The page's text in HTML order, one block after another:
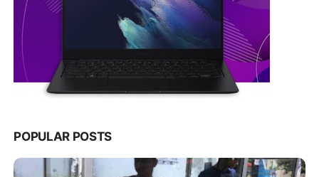
POPULAR POSTS